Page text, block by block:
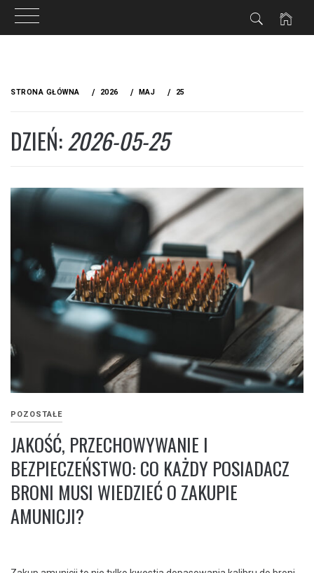
treściSTRONA GŁÓWNA 2026 MAJ 25
DZIEŃ:2026-05-25
POZOSTAŁE
JAKOŚĆ, PRZECHOWYWANIE I
BEZPIECZEŃSTWO: CO KAŻDY POSIADACZ
BRONI MUSI WIEDZIEĆ O ZAKUPIE
AMUNICJI?